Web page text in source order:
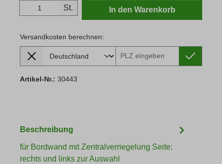
Produkt Anzahl: Gib den gewünschten
St. In den Warenkorb
Versandkosten berechnen:
Lieferland
Versandkosten berechnen:
Artikel-Nr.: 30443
Beschreibung
für Bordwand mit Zentralverriegelung Seite:
rechts und links zur Auswahl